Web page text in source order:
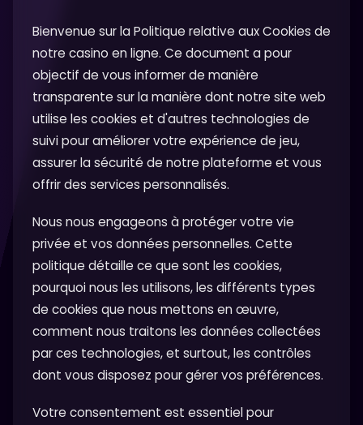
Bienvenue sur la Politique relative aux Cookies de
notre casino en ligne. Ce document a pour
objectif de vous informer de manière
transparente sur la manière dont notre site web
utilise les cookies et d'autres technologies de
suivi pour améliorer votre expérience de jeu,
assurer la sécurité de notre plateforme et vous
offrir des services personnalisés.
Nous nous engageons à protéger votre vie
privée et vos données personnelles. Cette
politique détaille ce que sont les cookies,
pourquoi nous les utilisons, les différents types
de cookies que nous mettons en œuvre,
comment nous traitons les données collectées
par ces technologies, et surtout, les contrôles
dont vous disposez pour gérer vos préférences.
Votre consentement est essentiel pour